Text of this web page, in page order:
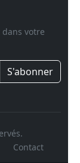
votre
S'abonner
Contact